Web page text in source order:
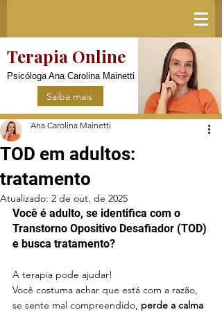
Terapia Online
Psicóloga Ana Carolina Mainetti
Saiba mais
TOD em adultos:
tratamento
Ana Carolina Mainetti
Atualizado: 2 de out. de 2025
Você é adulto, se identifica com o
Transtorno Opositivo Desafiador (TOD)
e busca tratamento?
A terapia pode ajudar!
Você costuma achar que está com a razão,
se sente mal compreendido, perde a calma